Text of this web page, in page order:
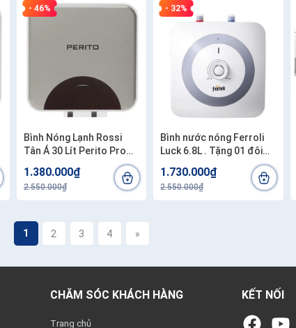
- 46%
Bình Nóng Lạnh Rossi
Tân Á 30 Lít Perito Pro
30SQ - Ruột bình tráng
men kim cương nhân tạo
siêu bền
1.380.000₫
2.550.000₫
- 32%
Bình nước nóng Ferroli
Luck 6.8L . Tặng 01 đôi
dây cấp 40cm . Công lắp
200.000
1.730.000₫
2.550.000₫
1 2 3 4 »
CHĂM SÓC KHÁCH HÀNG
Trang chủ
KẾT NỐI